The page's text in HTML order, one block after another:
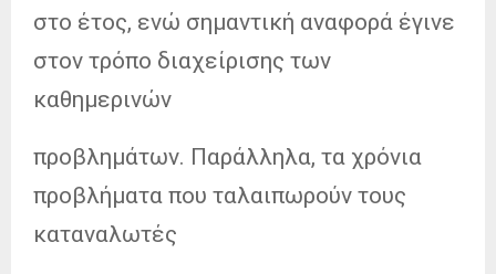
στο έτος, ενώ σημαντική αναφορά έγινε
στον τρόπο διαχείρισης των
καθημερινών
προβλημάτων. Παράλληλα, τα χρόνια
προβλήματα που ταλαιπωρούν τους
καταναλωτές